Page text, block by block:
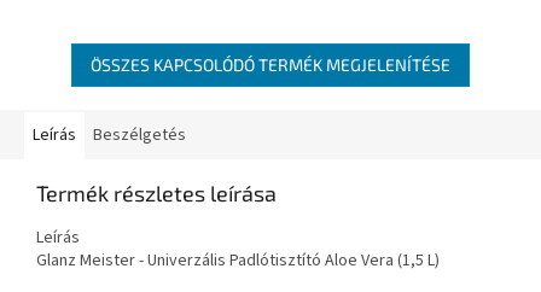
ÖSSZES KAPCSOLÓDÓ TERMÉK MEGJELENÍTÉSE
Leírás Beszélgetés
Termék részletes leírása
Leírás
Glanz Meister - Univerzális Padlótisztító Aloe Vera (1,5 L)